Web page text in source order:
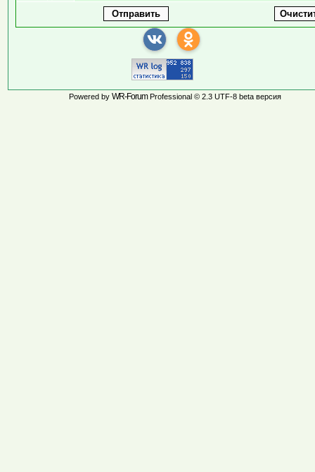
Powered by WR-ForumProfessional © 2.3 UTF-8 beta версия